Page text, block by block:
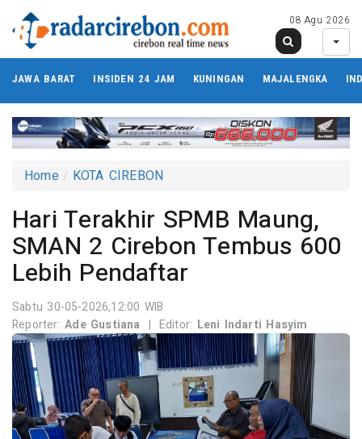
08 Agu 2026
JAWA BARAT INSIDEN 24 JAM KUNINGAN MAJALENGKA
Home KOTA CIREBON
Hari Terakhir SPMB Maung,
SMAN 2 Cirebon Tembus 600
Lebih Pendaftar
Sabtu 30-05-2026,12:00 WIB
Reporter:Ade Gustiana | Editor: Leni Indarti Hasyim